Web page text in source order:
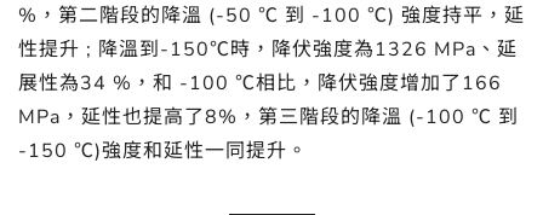
%，第二階段的降溫 (-50 ℃ 到 -100 ℃) 強度持平，延
性提升 ; 降溫到-150℃時，降伏強度為1326 MPa、延
展性為34 %，和 -100 ℃相比，降伏強度增加了166
MPa，延性也提高了8%，第三階段的降溫 (-100 ℃ 到
-150 ℃)強度和延性一同提升。